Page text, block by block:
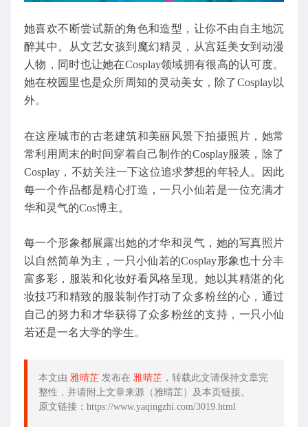
她喜欢不断尝试新的角色和造型，让你不由自主地沉
醉其中。从文艺女孩到魔幻精灵，从宫廷美女到动漫
人物，同时也让她在Cosplay领域拥有很高的认可度。
她在校园里也是众所周知的灵动美女，除了Cosplay以
外。
在这座城市的古老建筑和美丽风景下拍摄照片，她常
常利用周末的时间穿着自己制作的Cosplay服装，除了
Cosplay，不妨关注一下这位追求梦想的年轻人。因此
每一个作品都是精心打造，一只小仙若是一位充满才
华和灵气的Cos博主。
每一个形象都展露出她的才华和灵气，她的写真照片
以自然简单为主，一只小仙若的Cosplay形象也十分丰
富多彩，服装和化妆好看风格呈现。她以其精湛的化
妆技巧和精致的服装制作打动了众多粉丝的心，通过
自己的努力和才华获得了众多粉丝的支持，一只小仙
若还是一名大学的学生。
本文由 雅晴芷 发布在 雅晴芷 ，转载此文请保持文章完
整性，并请附上文章来源（雅晴芷）及本页链接。
原文链接：https://www.yaqingzhi.com/3019.html